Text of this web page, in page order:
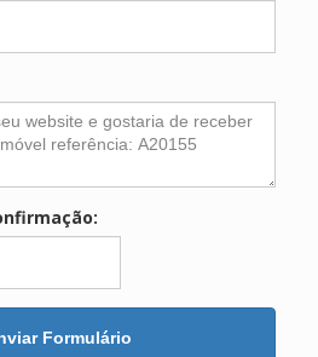
Formulário